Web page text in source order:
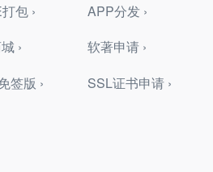
包 ›
›
签版 ›
APP分发 ›
软著申请 ›
SSL证书申请 ›